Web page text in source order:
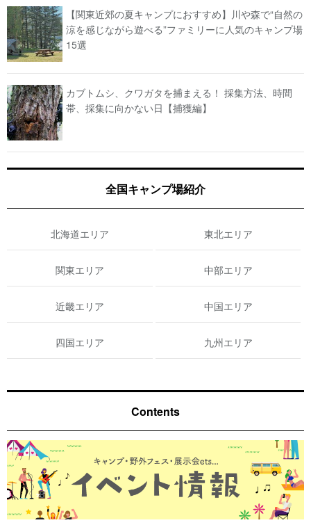
【関東近郊の夏キャンプにおすすめ】川や森で“自然の
涼を感じながら遊べる”ファミリーに人気のキャンプ場
15選
カブトムシ、クワガタを捕まえる！ 採集方法、時間
帯、採集に向かない日【捕獲編】
全国キャンプ場紹介
北海道エリア 東北エリア
関東エリア 中部エリア
近畿エリア 中国エリア
四国エリア 九州エリア
Contents